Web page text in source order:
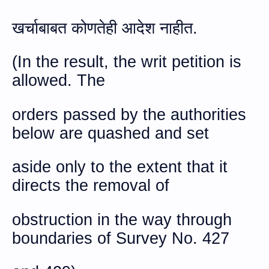
खर्चाबाबत कोणतेही आदेश नाहीत.
(In the result, the writ petition is
allowed. The
orders passed by the authorities
below are quashed and set
aside only to the extent that it
directs the removal of
obstruction in the way through
boundaries of Survey No. 427